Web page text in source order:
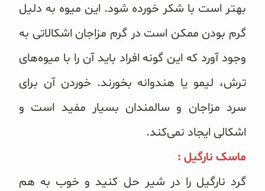
بهتر است با شکر خورده شود. این میوه به دلیل
گرم بودن ممکن است در گرم مزاجان اشکالاتی به
وجود آورد که این گونه افراد باید آن را با میوه‌های
ترش، لیمو یا هندوانه بخورند. خوردن آن برای
سرد مزاجان و سالمندان بسیار مفید است و
اشکالی ایجاد نمی‌کند.
ماسک نارگیل :
گرد نارگیل را در شیر حل کنید و خوب به هم